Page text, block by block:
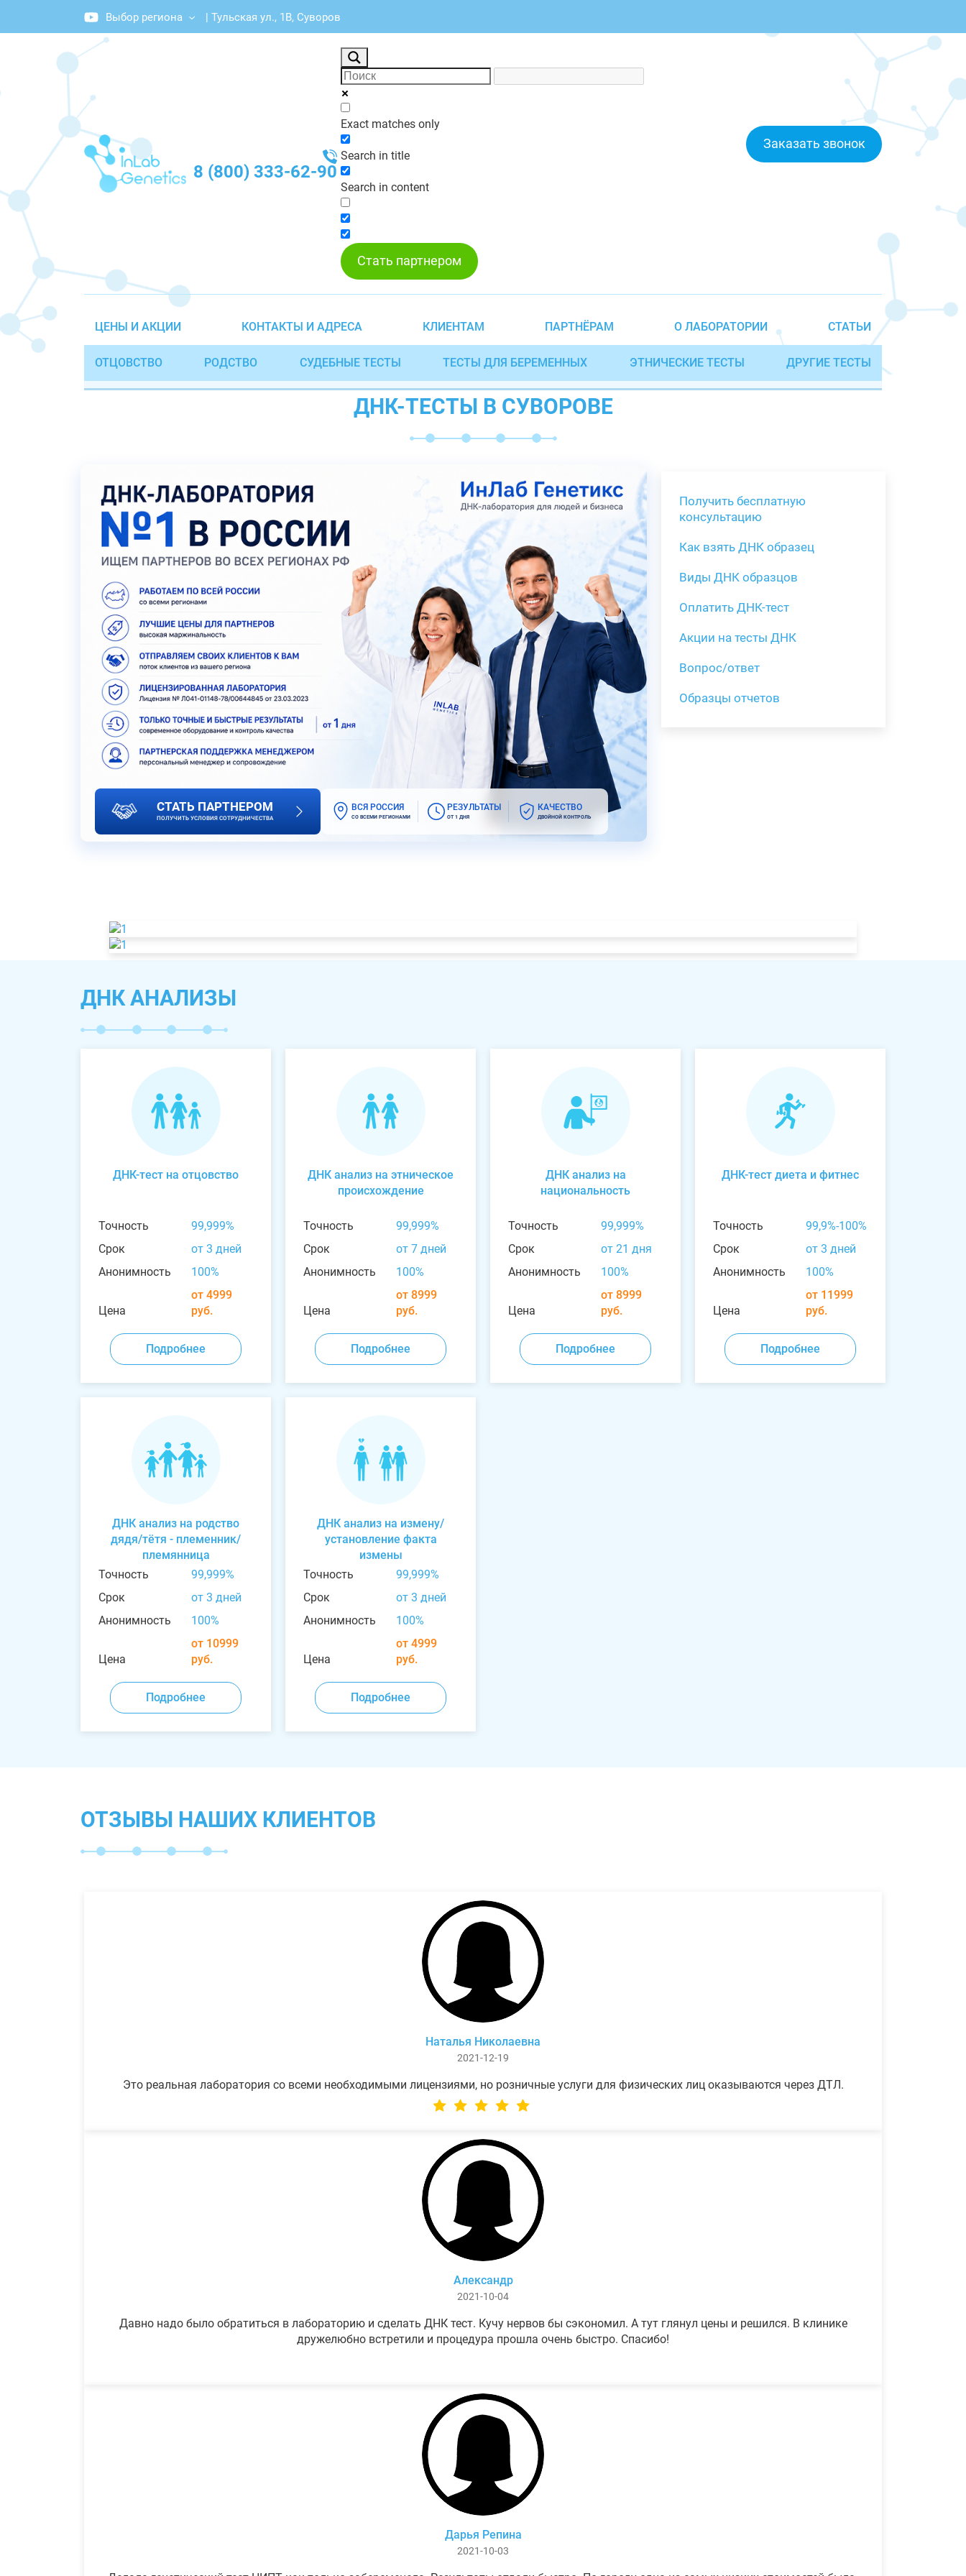
Выбор региона | Тульская ул., 1В, Суворов
8 (800) 333-62-90
Exact matches only
Search in title
Search in content
Заказать звонок
Стать партнером
ЦЕНЫ И АКЦИИ КОНТАКТЫ И АДРЕСА КЛИЕНТАМ ПАРТНЁРАМ О ЛАБОРАТОРИИ СТАТЬИ
ОТЦОВСТВО РОДСТВО СУДЕБНЫЕ ТЕСТЫ ТЕСТЫ ДЛЯ БЕРЕМЕННЫХ ЭТНИЧЕСКИЕ ТЕСТЫ ДРУГИЕ ТЕСТЫ
ДНК-ТЕСТЫ В СУВОРОВЕ
СТАТЬ ПАРТНЕРОМ
ПОЛУЧИТЬ УСЛОВИЯ СОТРУДНИЧЕСТВА
ВСЯ РОССИЯ
СО ВСЕМИ РЕГИОНАМИ
РЕЗУЛЬТАТЫ
ОТ 1 ДНЯ
КАЧЕСТВО
ДВОЙНОЙ КОНТРОЛЬ
Получить бесплатную
консультацию
Как взять ДНК образец
Виды ДНК образцов
Оплатить ДНК-тест
Акции на тесты ДНК
Вопрос/ответ
Образцы отчетов
ДНК АНАЛИЗЫ
ДНК-тест на отцовство
Точность
99,999%
Срок
от 3 дней
Анонимность
100%
Цена
от 4999
руб.
Подробнее
ДНК анализ на этническое
происхождение
Точность
99,999%
Срок
от 7 дней
Анонимность
100%
Цена
от 8999
руб.
Подробнее
ДНК анализ на
национальность
Точность
99,999%
Срок
от 21 дня
Анонимность
100%
Цена
от 8999
руб.
Подробнее
ДНК-тест диета и фитнес
Точность
99,9%-100%
Срок
от 3 дней
Анонимность
100%
Цена
от 11999
руб.
Подробнее
ДНК анализ на родство
дядя/тётя - племенник/
племянница
Точность
99,999%
Срок
от 3 дней
Анонимность
100%
Цена
от 10999
руб.
Подробнее
ДНК анализ на измену/
установление факта
измены
Точность
99,999%
Срок
от 3 дней
Анонимность
100%
Цена
от 4999
руб.
Подробнее
ОТЗЫВЫ НАШИХ КЛИЕНТОВ
Наталья Николаевна
2021-12-19
Это реальная лаборатория со всеми необходимыми лицензиями, но розничные услуги для физических лиц оказываются через ДТЛ.
Александр
2021-10-04
Давно надо было обратиться в лабораторию и сделать ДНК тест. Кучу нервов бы сэкономил. А тут глянул цены и решился. В клинике
дружелюбно встретили и процедура прошла очень быстро. Спасибо!
Дарья Репина
2021-10-03